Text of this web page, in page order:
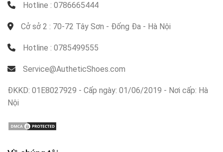
Hotline : 0786665444
Cở sở 2 : 70-72 Tây Sơn - Đống Đa - Hà Nội
Hotline : 0785499555
Service@AutheticShoes.com
ĐKKD: 01E8027929 - Cấp ngày: 01/06/2019 - Nơi cấp: Hà
Nội